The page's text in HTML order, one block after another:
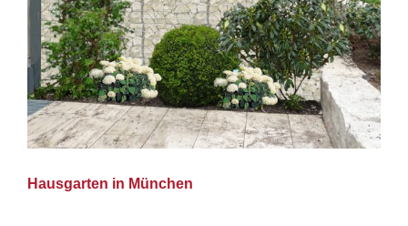
Hausgarten in München